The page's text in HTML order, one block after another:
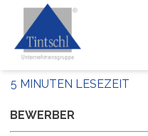
5 MINUTEN LESEZEIT
BEWERBER